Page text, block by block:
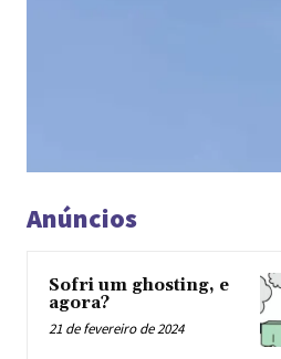
Anúncios
Sofri um ghosting, e
agora?
21 de fevereiro de 2024